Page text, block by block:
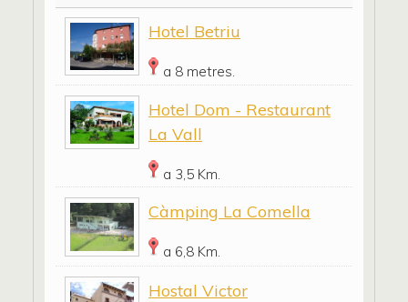
Hotel Betriu
a 8 metres.
Hotel Dom - Restaurant
La Vall
a 3,5 Km.
Càmping La Comella
a 6,8 Km.
Hostal Victor